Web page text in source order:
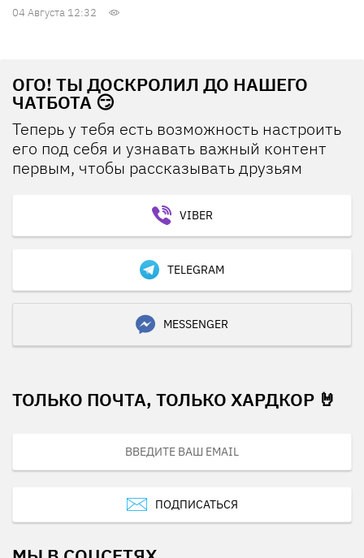
04 Августа 12:32
ОГО! ТЫ ДОСКРОЛИЛ ДО НАШЕГО
ЧАТБОТА 😏
Теперь у тебя есть возможность настроить
его под себя и узнавать важный контент
первым, чтобы рассказывать друзьям
VIBER
TELEGRAM
MESSENGER
ТОЛЬКО ПОЧТА, ТОЛЬКО ХАРДКОР 🤘
ПОДПИСАТЬСЯ